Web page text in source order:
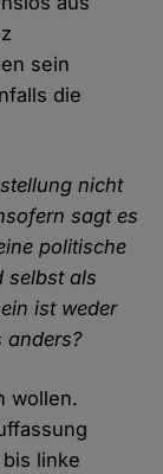
sein
die
nicht
sagt es
politische
selbst als
ist weder
anders?
wollen.
linke